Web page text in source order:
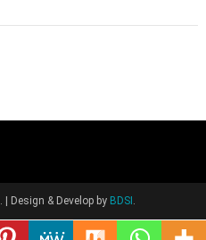
| Design & Develop by BDSI